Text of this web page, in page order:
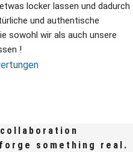
locker lassen und dadurch
und authentische
sowohl wir als auch unsere
!
something real.